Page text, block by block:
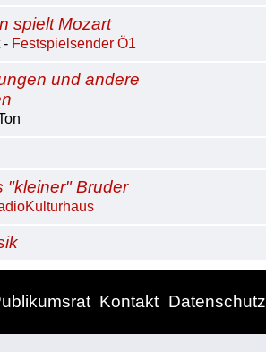
spielt Mozart
- Festspielsender Ö1
und andere
"kleiner" Bruder
Kontakt Datenschutz